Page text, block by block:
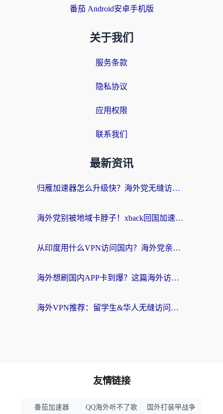
番茄 Android安卓手机版
关于我们
服务条款
隐私协议
应用权限
联系我们
最新资讯
归雁加速器怎么升级快？海外党无缝访问国内资源的全攻略（附免费VPN推荐Dcard热门款）
海外党别被地域卡脖子！xback回国加速器选择全攻略，轻松刷剧玩国服
从印度用什么VPN访问国内？海外党亲测的无缝回国上网指南
海外想刷国内APP卡到爆？这篇海外访问国内服务器加速指南帮你解决所有问题
海外VPN推荐：留学生&华人无缝访问国内资源的避坑指南
友情链接
番茄加速器 QQ海外听不了歌 国外打装甲战争